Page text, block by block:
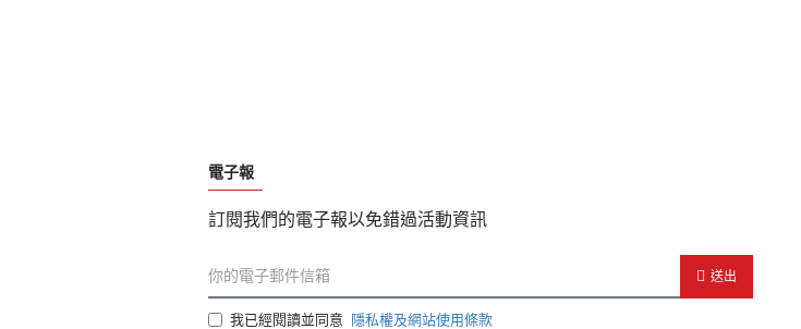
電子報
訂閱我們的電子報以免錯過活動資訊
送出
我已經閱讀並同意 隱私權及網站使用條款